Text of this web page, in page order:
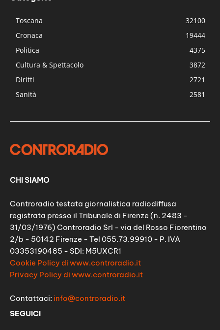
Toscana
32100
Cronaca
19444
Politica
4375
Cultura & Spettacolo
3872
Diritti
2721
Sanità
2581
CHI SIAMO
Controradio testata giornalistica radiodiffusa
registrata presso il Tribunale di Firenze (n. 2483 -
31/03/1976) Controradio Srl - via del Rosso Fiorentino
2/b - 50142 Firenze - Tel 055.73.99910 - P. IVA
03353190485 - SDI: M5UXCR1
Cookie Policy di www.controradio.it
Privacy Policy di www.controradio.it
Contattaci: info@controradio.it
SEGUICI